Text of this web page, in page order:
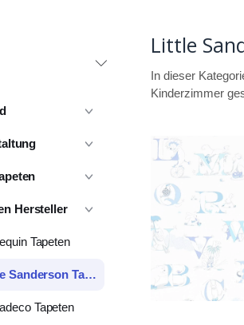
Hersteller
Tapeten
Little Sanderson Tapeten
Tapeten
Little
In dieser
Kinderzimmer